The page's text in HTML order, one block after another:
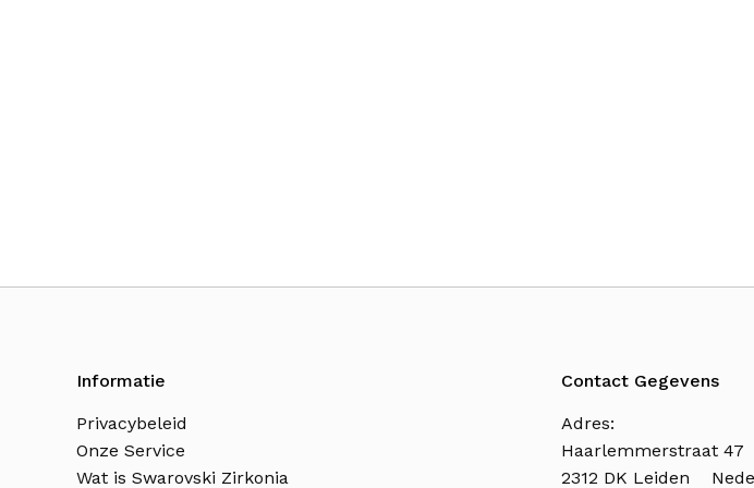
Informatie
Privacybeleid
Onze Service
Wat is Swarovski Zirkonia
Contact Gegevens
Adres:
Haarlemmerstraat 47
2312 DK Leiden